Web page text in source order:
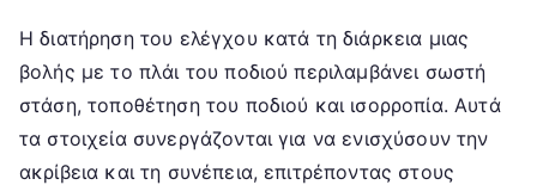
Η διατήρηση του ελέγχου κατά τη διάρκεια μιας
βολής με το πλάι του ποδιού περιλαμβάνει σωστή
στάση, τοποθέτηση του ποδιού και ισορροπία. Αυτά
τα στοιχεία συνεργάζονται για να ενισχύσουν την
ακρίβεια και τη συνέπεια, επιτρέποντας στους